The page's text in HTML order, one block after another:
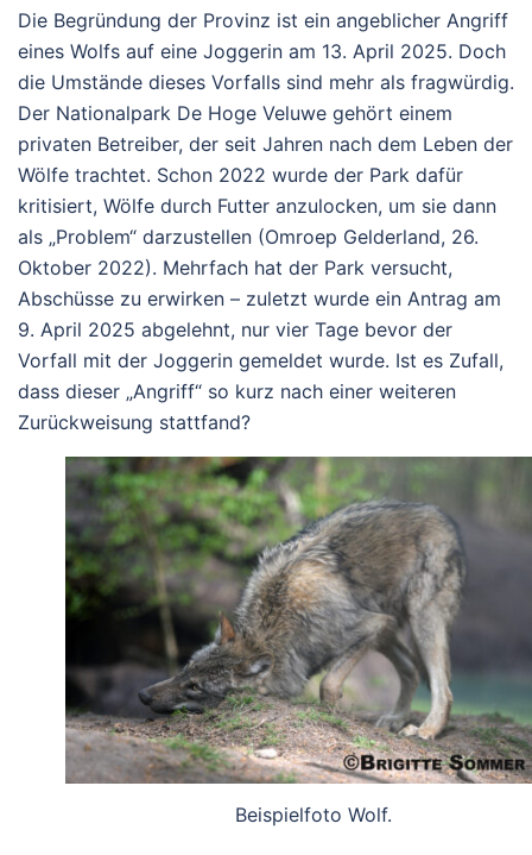
Die Begründung der Provinz ist ein angeblicher Angriff
eines Wolfs auf eine Joggerin am 13. April 2025. Doch
die Umstände dieses Vorfalls sind mehr als fragwürdig.
Der Nationalpark De Hoge Veluwe gehört einem
privaten Betreiber, der seit Jahren nach dem Leben der
Wölfe trachtet. Schon 2022 wurde der Park dafür
kritisiert, Wölfe durch Futter anzulocken, um sie dann
als „Problem“ darzustellen (Omroep Gelderland, 26.
Oktober 2022). Mehrfach hat der Park versucht,
Abschüsse zu erwirken – zuletzt wurde ein Antrag am
9. April 2025 abgelehnt, nur vier Tage bevor der
Vorfall mit der Joggerin gemeldet wurde. Ist es Zufall,
dass dieser „Angriff“ so kurz nach einer weiteren
Zurückweisung stattfand?
Beispielfoto Wolf.